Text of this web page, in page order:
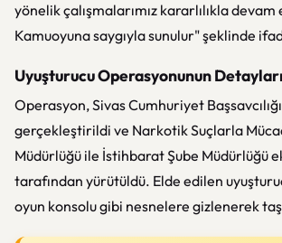
yönelik çalışmalarımız kararlılıkla
Kamuoyuna saygıyla sunulur" şeklinde
Uyuşturucu Operasyonunun Detayları
Operasyon, Sivas Cumhuriyet
gerçekleştirildi ve Narkotik Suçlarla
Müdürlüğü ile İstihbarat Şube Müdürlüğü
tarafından yürütüldü. Elde edilen
oyun konsolu gibi nesnelere gizlenerek